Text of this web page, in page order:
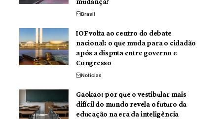
Brasil
IOF volta ao centro do debate
nacional: o que muda para o cidadão
após a disputa entre governo e
Congresso
Noticias
Gaokao: por que o vestibular mais
difícil do mundo revela o futuro da
educação na era da inteligência